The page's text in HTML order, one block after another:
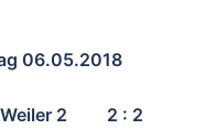
06.05.2018
Weiler 2 2 : 2